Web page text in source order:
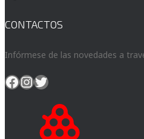
CONTACTOS
Infórmese de las novedades a
Facebook
Instagram
Twitter